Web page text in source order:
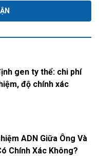
gen ty thể: chi phí
độ chính xác
ADN Giữa Ông Và
Chính Xác Không?